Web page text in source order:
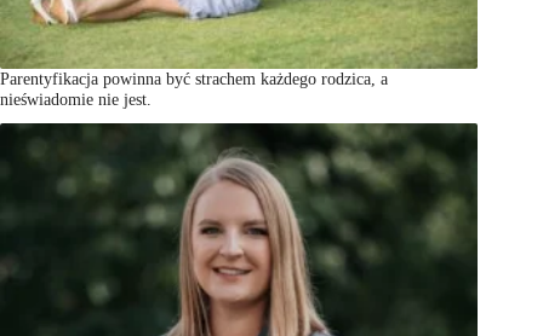
Parentyfikacja powinna być strachem każdego rodzica, a
nieświadomie nie jest.